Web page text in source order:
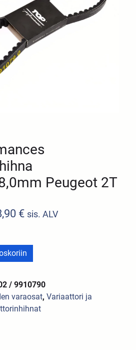
Peugeot 2T
€ sis. ALV
/ 9910790
varaosat,Variaattori ja